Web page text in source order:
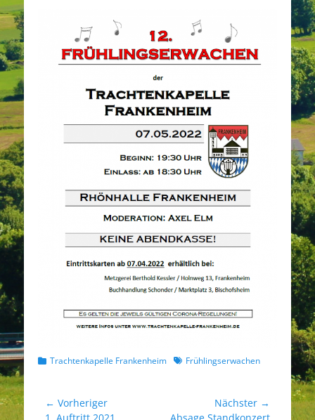
Kategorien
Trachtenkapelle Frankenheim Schlagworte
Frühlingserwachen
Beitragsnavigation
← Vorheriger
Vorheriger
1. Auftritt 2021
Nächster →
Nächster
Absage Standkonzert